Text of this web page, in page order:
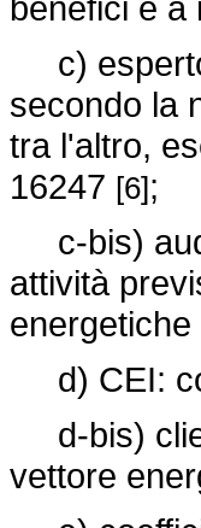
c) esperto
secondo la
tra l'altro,
16247 [6];
c-bis)
attività
energetiche
d) CEI:
d-bis)
vettore